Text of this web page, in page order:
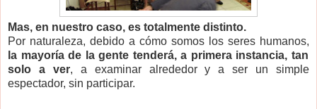
Mas, en nuestro caso, es totalmente distinto.
Por naturaleza, debido a cómo somos los seres humanos,
la mayoría de la gente tenderá, a primera instancia, tan
solo a ver, a examinar alrededor y a ser un simple
espectador, sin participar.